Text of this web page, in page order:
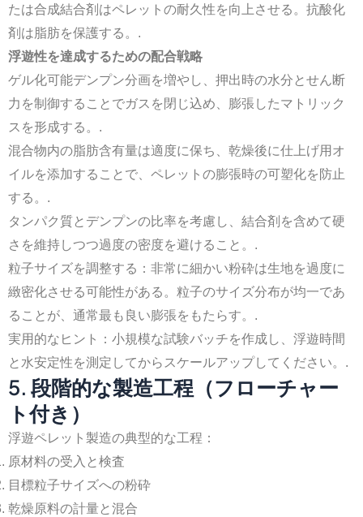
たは合成結合剤はペレットの耐久性を向上させる。抗酸化
剤は脂肪を保護する。.
浮遊性を達成するための配合戦略
ゲル化可能デンプン分画を増やし、押出時の水分とせん断
力を制御することでガスを閉じ込め、膨張したマトリック
スを形成する。.
混合物内の脂肪含有量は適度に保ち、乾燥後に仕上げ用オ
イルを添加することで、ペレットの膨張時の可塑化を防止
する。.
タンパク質とデンプンの比率を考慮し、結合剤を含めて硬
さを維持しつつ過度の密度を避けること。.
粒子サイズを調整する：非常に細かい粉砕は生地を過度に
緻密化させる可能性がある。粒子のサイズ分布が均一であ
ることが、通常最も良い膨張をもたらす。.
実用的なヒント：小規模な試験バッチを作成し、浮遊時間
と水安定性を測定してからスケールアップしてください。.
5. 段階的な製造工程（フローチャー
ト付き）
浮遊ペレット製造の典型的な工程：
原材料の受入と検査
目標粒子サイズへの粉砕
乾燥原料の計量と混合